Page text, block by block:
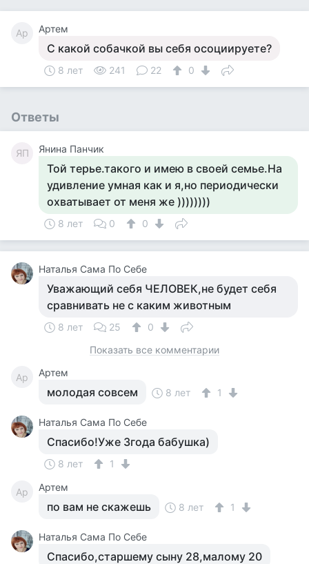
Ар Артем
С какой собачкой вы себя осоциируете?
8 лет 241 22 0
Ответы
ЯП Янина Панчик
Той терье.такого и имею в своей семье.На
удивление умная как и я,но периодически
охватывает от меня же ))))))))
8 лет 0 0
Наталья Сама По Себе
Уважающий себя ЧЕЛОВЕК,не будет себя
сравнивать не с каким животным
8 лет 25
0
Показать все комментарии
Ар Артем
молодая совсем 8 лет 1
Наталья Сама По Себе
Спасибо!Уже 3года бабушка)
8 лет 1
Ар Артем
по вам не скажешь 8 лет 1
Наталья Сама По Себе
Спасибо,старшему сыну 28,малому 20